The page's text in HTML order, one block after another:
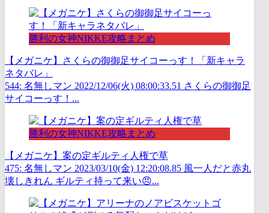
勝利の女神NIKKE攻略まとめ
【メガニケ】さくらの御御足サイコーっす！「新キャラ
ネタバレ」
544: 名無しマン 2022/12/06(火) 08:00:33.51 さくらの御御足
サイコーっす！...
勝利の女神NIKKE攻略まとめ
【メガニケ】案の定ギルティ人権で草
475: 名無しマン 2023/03/10(金) 12:20:08.85 風一人だと赤丸
壊しきれん ギルティ持って来い😠...